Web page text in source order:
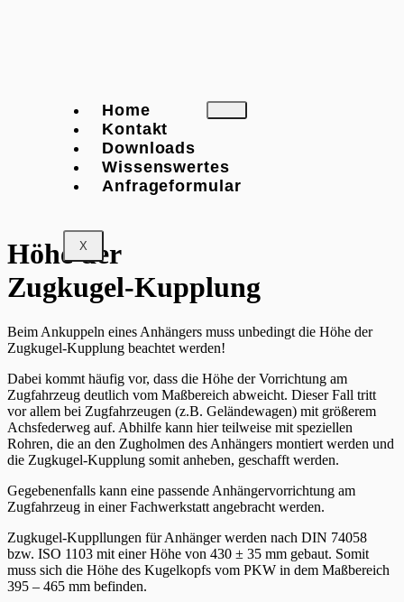
Home
Kontakt
Downloads
Wissenswertes
Anfrageformular
X
Höhe der
Zugkugel-Kupplung
Beim Ankuppeln eines Anhängers muss unbedingt die Höhe der
Zugkugel-Kupplung beachtet werden!
Dabei kommt häufig vor, dass die Höhe der Vorrichtung am
Zugfahrzeug deutlich vom Maßbereich abweicht. Dieser Fall tritt
vor allem bei Zugfahrzeugen (z.B. Geländewagen) mit größerem
Achsfederweg auf. Abhilfe kann hier teilweise mit speziellen
Rohren, die an den Zugholmen des Anhängers montiert werden und
die Zugkugel-Kupplung somit anheben, geschafft werden.
Gegebenenfalls kann eine passende Anhängervorrichtung am
Zugfahrzeug in einer Fachwerkstatt angebracht werden.
Zugkugel-Kuppllungen für Anhänger werden nach DIN 74058
bzw. ISO 1103 mit einer Höhe von 430 ± 35 mm gebaut. Somit
muss sich die Höhe des Kugelkopfs vom PKW in dem Maßbereich
395 – 465 mm befinden.